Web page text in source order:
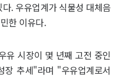
. 우유업계가 식물성 대체음
한 이유다.
유 시장이 몇 년째 고전 중인
장 추세"라며 "우유업계로서